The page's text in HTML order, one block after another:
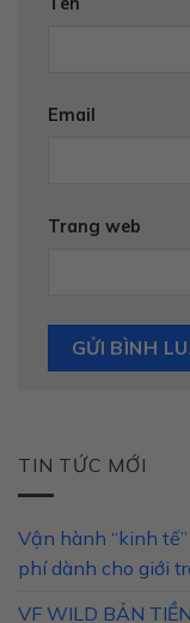
Email
Trang web
TIN TỨC MỚI
Vận hành “kinh
phí dành cho giới
VF WILD BẢN